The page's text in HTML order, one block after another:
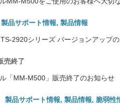
製品サポート情報, 製品情報
2920シリーズ バージョンアップ
売終了
「MM-M500」販売終了のお知らせ
製品サポート情報, 製品情報, 脆弱性